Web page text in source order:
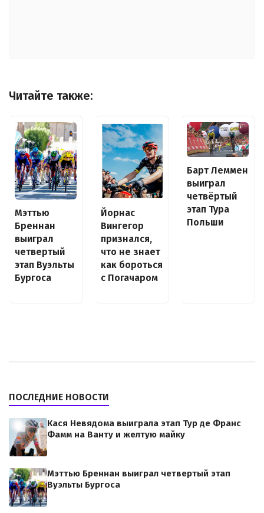
Читайте также:
Мэттью
Бреннан
выиграл
четвертый
этап Вуэльты
Бургоса
Йорнас
Вингегор
признался,
что не знает
как бороться
с Погачаром
Барт Леммен
выиграл
четвёртый
этап Тура
Польши
ПОСЛЕДНИЕ НОВОСТИ
Кася Невядома выиграла этап Тур де Франс
Фамм на Ванту и желтую майку
Мэттью Бреннан выиграл четвертый этап
Вуэльты Бургоса